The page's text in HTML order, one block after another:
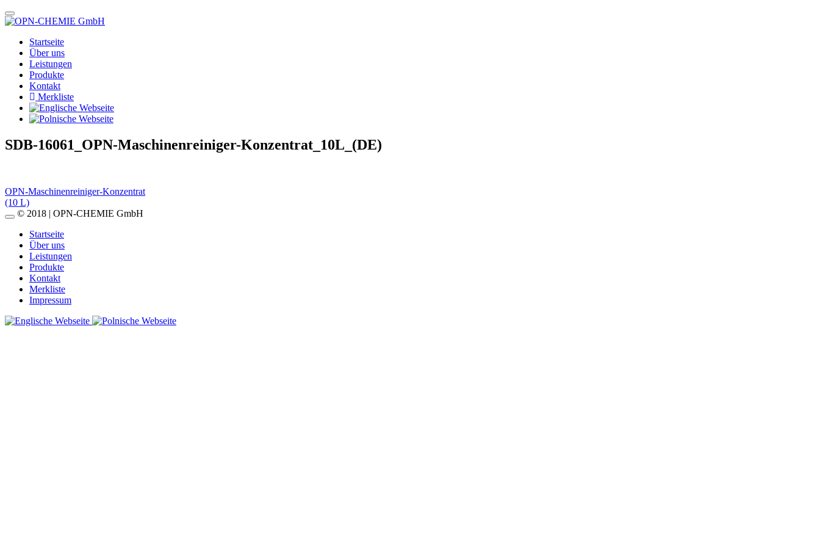
Startseite
Über uns
Leistungen
Produkte
Kontakt
Merkliste
SDB-16061_OPN-Maschinenreiniger-Konzentrat_10L_(DE)
Beitragsnavigation
OPN-Maschinenreiniger-Konzentrat
(10 L)
© 2018 | OPN-CHEMIE GmbH
Startseite
Über uns
Leistungen
Produkte
Kontakt
Merkliste
Impressum